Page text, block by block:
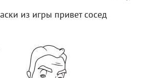
из игры привет сосед